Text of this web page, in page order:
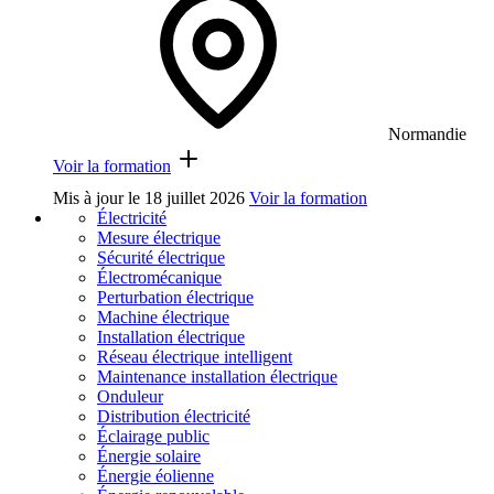
Normandie
Voir la formation
Mis à jour le 18 juillet 2026 Voir la formation
Électricité
Mesure électrique
Sécurité électrique
Électromécanique
Perturbation électrique
Machine électrique
Installation électrique
Réseau électrique intelligent
Maintenance installation électrique
Onduleur
Distribution électricité
Éclairage public
Énergie solaire
Énergie éolienne